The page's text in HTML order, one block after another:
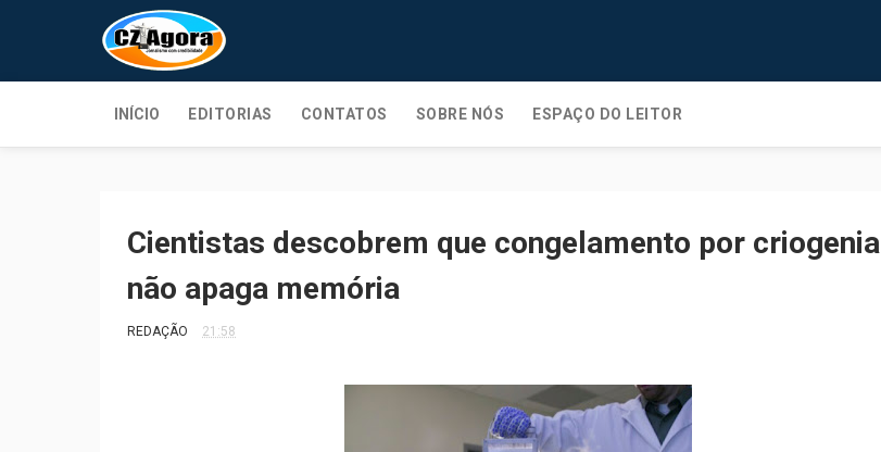
INÍCIO EDITORIAS CONTATOS SOBRE NÓS ESPAÇO DO LEITOR
Cientistas descobrem que congelamento por criogenia
não apaga memória
REDAÇÃO 21:58